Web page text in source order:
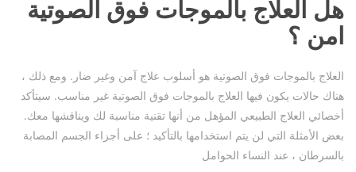
هل العلاج بالموجات فوق الصوتية
امن ؟
العلاج بالموجات فوق الصوتية هو أسلوب علاج آمن وغير ضار. ومع ذلك ،
هناك حالات يكون فيها العلاج بالموجات فوق الصوتية غير مناسب. سيتأكد
أخصائي العلاج الطبيعي المؤهل من أنها تقنية مناسبة لك ويناقشها معك.
بعض الأمثلة التي لن يتم استخدامها بالتأكيد ؛ على أجزاء الجسم المصابة
بالسرطان ، عند النساء الحوامل